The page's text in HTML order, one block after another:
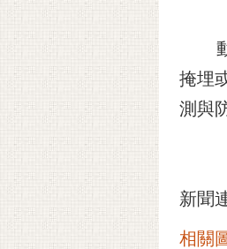
動
掩埋
測與
新聞
相關